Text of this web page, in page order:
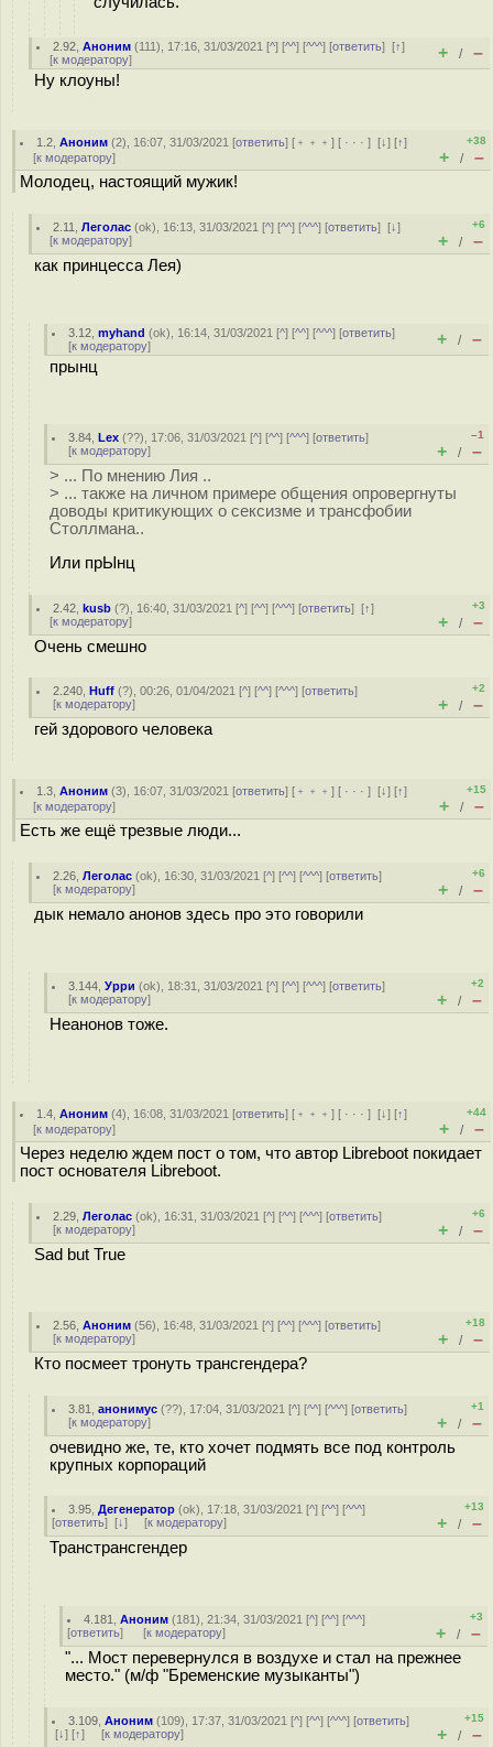
2.92 ,Аноним (111), 17:16, 31/03/2021 [^] [^^] [^^^] [ответить][↑]
[к модератору] + / –
Ну клоуны!
1.2 ,Аноним (2), 16:07, 31/03/2021 [ответить] [ ﹢﹢﹢] [ · · ·][↓] [↑]
[к модератору]
+38
+ / –
Молодец, настоящий мужик!
2.11 ,Леголас (ok), 16:13, 31/03/2021 [^] [^^] [^^^] [ответить][↓]
[к модератору]
+6
+ / –
как принцесса Лея)
3.12 ,myhand (ok), 16:14, 31/03/2021 [^] [^^] [^^^] [ответить]
[к модератору] + / –
прынц
3.84 ,Lex (??), 17:06, 31/03/2021 [^] [^^] [^^^] [ответить]
[к модератору]
–1
+ / –
> ... По мнению Лия ..
> ... также на личном примере общения опровергнуты
доводы критикующих о сексизме и трансфобии
Столлмана..
Или прЫнц
2.42 ,kusb (?), 16:40, 31/03/2021 [^] [^^] [^^^] [ответить][↑]
[к модератору]
+3
+ / –
Очень смешно
2.240 ,Huff (?), 00:26, 01/04/2021 [^] [^^] [^^^] [ответить]
[к модератору]
+2
+ / –
гей здорового человека
1.3 ,Аноним (3), 16:07, 31/03/2021 [ответить] [ ﹢﹢﹢] [ · · ·][↓] [↑]
[к модератору]
+15
+ / –
Есть же ещё трезвые люди...
2.26 ,Леголас (ok), 16:30, 31/03/2021 [^] [^^] [^^^] [ответить]
[к модератору]
+6
+ / –
дык немало анонов здесь про это говорили
3.144 ,Урри (ok), 18:31, 31/03/2021 [^] [^^] [^^^] [ответить]
[к модератору]
+2
+ / –
Неанонов тоже.
1.4 ,Аноним (4), 16:08, 31/03/2021 [ответить] [ ﹢﹢﹢] [ · · ·][↓] [↑]
[к модератору]
+44
+ / –
Через неделю ждем пост о том, что автор Libreboot покидает
пост основателя Libreboot.
2.29 ,Леголас (ok), 16:31, 31/03/2021 [^] [^^] [^^^] [ответить]
[к модератору]
+6
+ / –
Sad but True
2.56 ,Аноним (56), 16:48, 31/03/2021 [^] [^^] [^^^] [ответить]
[к модератору]
+18
+ / –
Кто посмеет тронуть трансгендера?
3.81 ,анонимус (??), 17:04, 31/03/2021 [^] [^^] [^^^] [ответить]
[к модератору]
+1
+ / –
очевидно же, те, кто хочет подмять все под контроль
крупных корпораций
3.95 ,Дегенератор (ok), 17:18, 31/03/2021 [^] [^^] [^^^]
[ответить] [↓] [к модератору]
+13
+ / –
Транстрансгендер
4.181 ,Аноним (181), 21:34, 31/03/2021 [^] [^^] [^^^]
[ответить] [к модератору]
+3
+ / –
"... Мост перевернулся в воздухе и стал на прежнее
место." (м/ф "Бременские музыканты")
3.109 ,Аноним (109), 17:37, 31/03/2021 [^] [^^] [^^^] [ответить]
[↓] [↑] [к модератору]
+15
+ / –